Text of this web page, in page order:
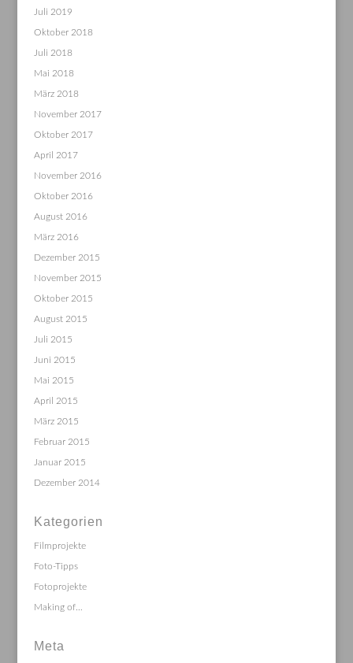
Juli 2019
Oktober 2018
Juli 2018
Mai 2018
März 2018
November 2017
Oktober 2017
April 2017
November 2016
Oktober 2016
August 2016
März 2016
Dezember 2015
November 2015
Oktober 2015
August 2015
Juli 2015
Juni 2015
Mai 2015
April 2015
März 2015
Februar 2015
Januar 2015
Dezember 2014
Kategorien
Filmprojekte
Foto-Tipps
Fotoprojekte
Making of…
Meta